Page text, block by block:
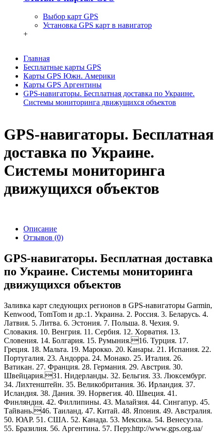
Выбор карт GPS
Установка GPS карт в навигатор
+
Главная
Бесплатные карты GPS
Карты GPS Южн. Америки
Карты GPS Аргентины
GPS-навигаторы. Бесплатная доставка по Украине.
Системы мониторинга движущихся объектов
GPS-навигаторы. Бесплатная
доставка по Украине.
Системы мониторинга
движущихся объектов
Описание
Отзывов (0)
GPS-навигаторы. Бесплатная доставка
по Украине. Системы мониторинга
движущихся объектов
Заливка карт следующих регионов в GPS-навигаторы Garmin,
Kenwood, TomTom и др.:1. Украина. 2. Россия. 3. Беларусь. 4.
Латвия. 5. Литва. 6. Эстония. 7. Польша. 8. Чехия. 9.
Словакия. 10. Венгрия. 11. Сербия. 12. Хорватия. 13.
Словения. 14. Болгария. 15. Румыния.16. Турция. 17.
Греция. 18. Мальта. 19. Марокко. 20. Канары. 21. Испания. 22.
Португалия. 23. Андорра. 24. Монако. 25. Италия. 26.
Ватикан. 27. Франция. 28. Германия. 29. Австрия. 30.
Швейцария.31. Нидерланды. 32. Бельгия. 33. Люксембург.
34. Лихтенштейн. 35. Великобритания. 36. Ирландия. 37.
Исландия. 38. Дания. 39. Норвегия. 40. Швеция. 41.
Финляндия. 42. Филлипины. 43. Малайзия. 44. Сингапур. 45.
Тайвань.46. Таиланд. 47. Китай. 48. Япония. 49. Австралия.
50. ЮАР. 51. США. 52. Канада. 53. Мексика. 54. Венесуэла.
55. Бразилия. 56. Аргентина. 57. Перу.http://www.gps.org.ua/